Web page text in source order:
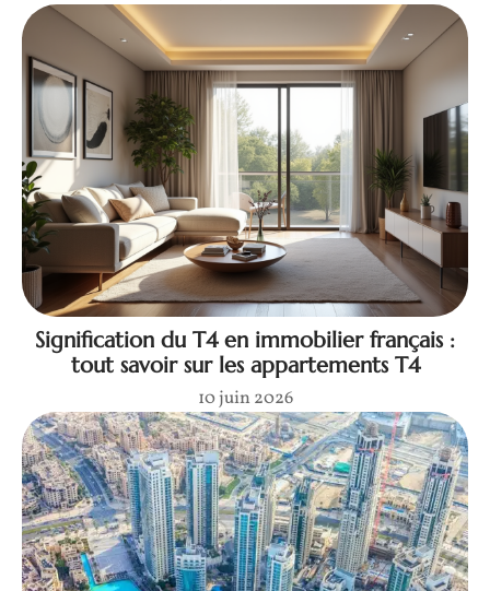
Signification du T4 en immobilier français :
tout savoir sur les appartements T4
10 juin 2026